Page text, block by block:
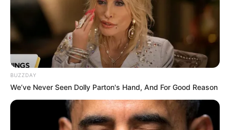
BUZZDAY
We’ve Never Seen Dolly Parton's Hand, And For Good Reason